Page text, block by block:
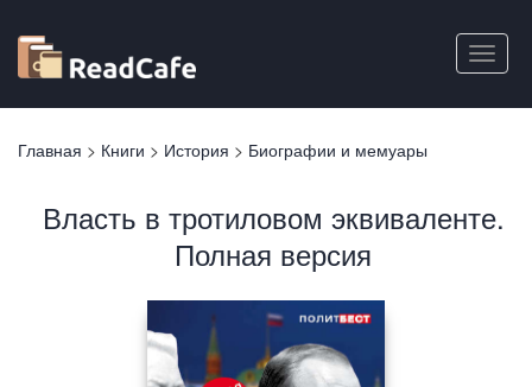
основному
содержанию
Toggle
Вы
Главная > Книги > История > Биографии и мемуары
Власть в тротиловом эквиваленте.
Полная версия